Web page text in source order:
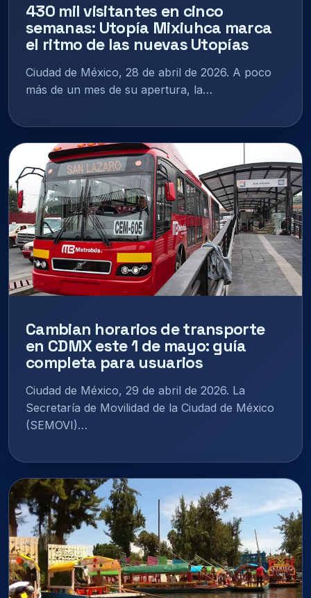
430 mil visitantes en cinco
semanas: Utopía Mixiuhca marca
el ritmo de las nuevas Utopías
Ciudad de México, 28 de abril de 2026. A poco
más de un mes de su apertura, la…
Cambian horarios de transporte
en CDMX este 1 de mayo: guía
completa para usuarios
Ciudad de México, 29 de abril de 2026. La
Secretaría de Movilidad de la Ciudad de México
(SEMOVI)…